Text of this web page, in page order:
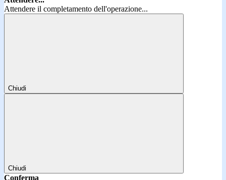
Attendere il completamento dell'operazione...
Chiudi
Chiudi
Conferma